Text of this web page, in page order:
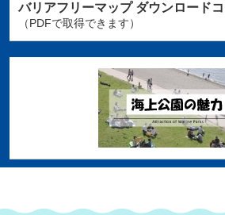
バリアフリーマップダウンロード
（PDFで取得できます）